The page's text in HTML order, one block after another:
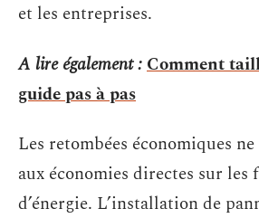
et les entreprises.
A lire également :Comment
guide pas à pas
Les retombées économiques
aux économies directes sur les
d’énergie. L’installation de